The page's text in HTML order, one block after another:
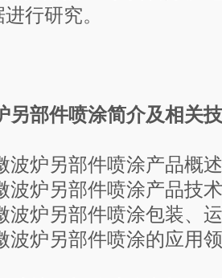
行研究。
另部件喷涂简介及相关
炉另部件喷涂产品概述
炉另部件喷涂产品技
炉另部件喷涂包装、运
炉另部件喷涂的应用